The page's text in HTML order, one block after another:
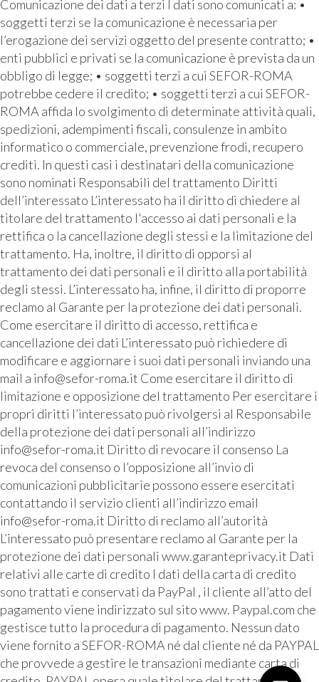
Comunicazione dei dati a terzi I dati sono comunicati a: •
soggetti terzi se la comunicazione è necessaria per
l’erogazione dei servizi oggetto del presente contratto; •
enti pubblici e privati se la comunicazione è prevista da un
obbligo di legge; • soggetti terzi a cui SEFOR-ROMA
potrebbe cedere il credito; • soggetti terzi a cui SEFOR-
ROMA affida lo svolgimento di determinate attività quali,
spedizioni, adempimenti fiscali, consulenze in ambito
informatico o commerciale, prevenzione frodi, recupero
crediti. In questi casi i destinatari della comunicazione
sono nominati Responsabili del trattamento Diritti
dell’interessato L’interessato ha il diritto di chiedere al
titolare del trattamento l'accesso ai dati personali e la
rettifica o la cancellazione degli stessi e la limitazione del
trattamento. Ha, inoltre, il diritto di opporsi al
trattamento dei dati personali e il diritto alla portabilità
degli stessi. L’interessato ha, infine, il diritto di proporre
reclamo al Garante per la protezione dei dati personali.
Come esercitare il diritto di accesso, rettifica e
cancellazione dei dati L’interessato può richiedere di
modificare e aggiornare i suoi dati personali inviando una
mail a info@sefor-roma.it Come esercitare il diritto di
limitazione e opposizione del trattamento Per esercitare i
propri diritti l’interessato può rivolgersi al Responsabile
della protezione dei dati personali all’indirizzo
info@sefor-roma.it Diritto di revocare il consenso La
revoca del consenso o l’opposizione all’invio di
comunicazioni pubblicitarie possono essere esercitati
contattando il servizio clienti all’indirizzo email
info@sefor-roma.it Diritto di reclamo all’autorità
L’interessato può presentare reclamo al Garante per la
protezione dei dati personali www.garanteprivacy.it Dati
relativi alle carte di credito I dati della carta di credito
sono trattati e conservati da PayPal , il cliente all’atto del
pagamento viene indirizzato sul sito www. Paypal.com che
gestisce tutto la procedura di pagamento. Nessun dato
viene fornito a SEFOR-ROMA né dal cliente né da PAYPAL
che provvede a gestire le transazioni mediante carta di